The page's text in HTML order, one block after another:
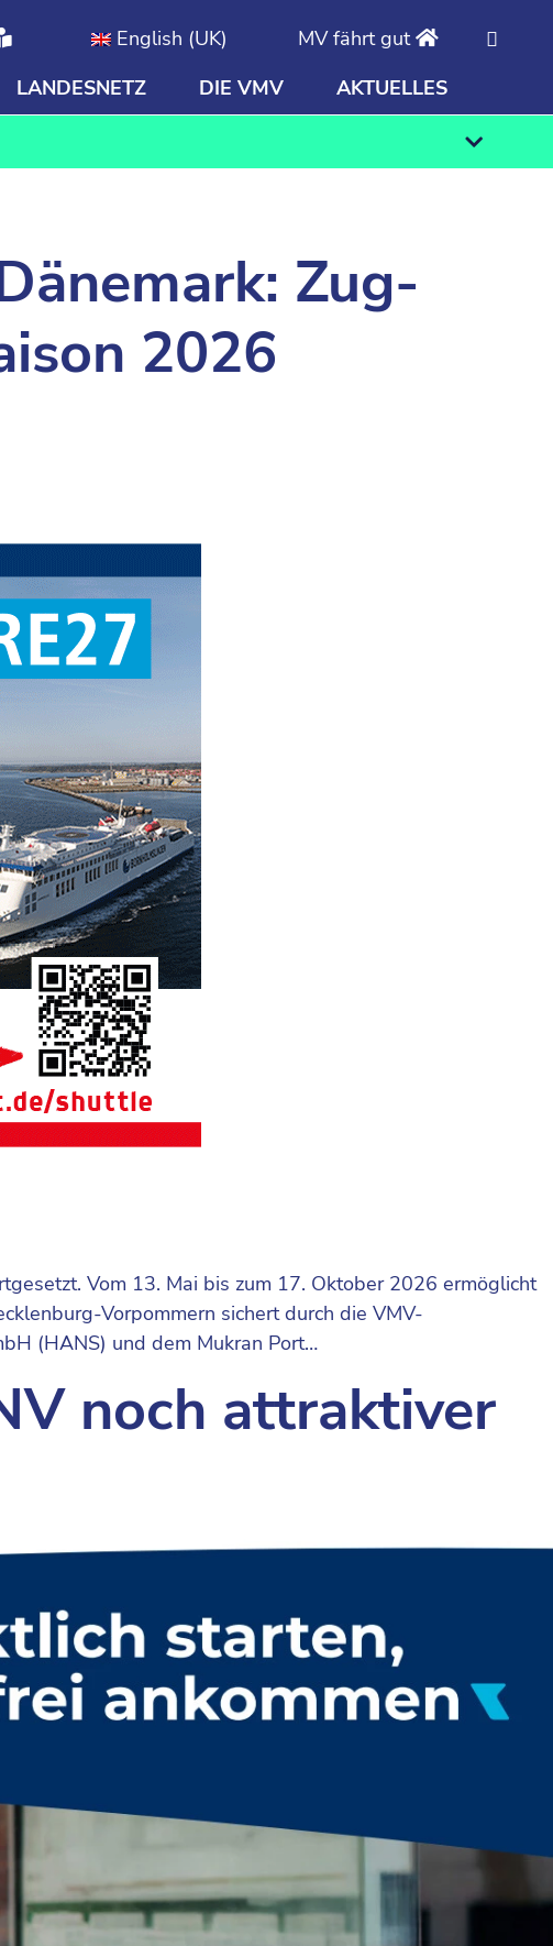
English (UK)
MV fährt gut
LANDESNETZ
DIE VMV
AKTUELLES
Zug-
2026
Vom 13. Mai bis zum 17. Oktober 2026 ermöglicht
Vorpommern sichert durch die VMV-
(HANS) und dem Mukran Port…
noch attraktiver